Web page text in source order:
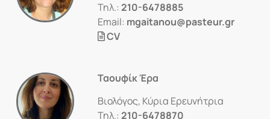
Τηλ.: 210-6478885
Email: mgaitanou@pasteur.gr
CV
Ταουφίκ Έρα
Βιολόγος, Κύρια Ερευνήτρια
Τηλ.: 210-6478870